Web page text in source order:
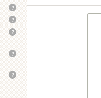
podstawowy
strój
Mikołaja
wykonany
z
mocnego
polaru
składa
się
z
kurtki,
Lekki
strój
Mikołaja
wykonany
z
weluru
przeznaczony
przede
wszystkim
do
Strój
Mikołaja
wykonany
z
mocnego
polaru,
obszyty
futerkiem
o
Strój
Mikołaja
dla
profesjonalistów.
Uszyty
z
mocnego
polaru,
Luksusowy
strój
Mikołaja
uszyty
z
Strój
Mikołaja
z